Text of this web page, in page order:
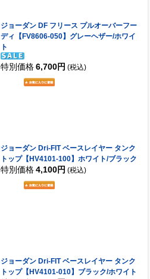
ジョーダン DF フリース プルオーバーフー
ディ【FV8606-050】グレーヘザー/ホワイ
ト
特別価格 6,700円 (税込)
ジョーダン Dri-FIT ベースレイヤー タンク
トップ【HV4101-100】ホワイト/ブラック
特別価格 4,100円 (税込)
ジョーダン Dri-FIT ベースレイヤー タンク
トップ【HV4101-010】ブラック/ホワイト